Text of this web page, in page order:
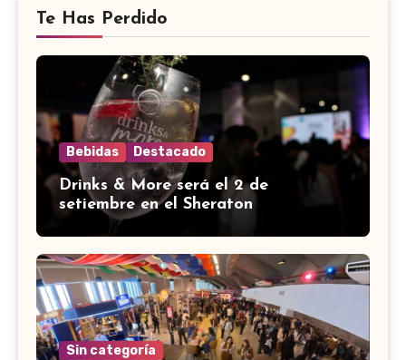
Te Has Perdido
Bebidas Destacado
Drinks & More será el 2 de
setiembre en el Sheraton
Sin categoría